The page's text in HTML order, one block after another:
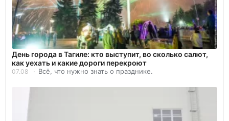
День города в Тагиле: кто выступит, во сколько салют,
как уехать и какие дороги перекроют
07.08 Всё, что нужно знать о празднике.